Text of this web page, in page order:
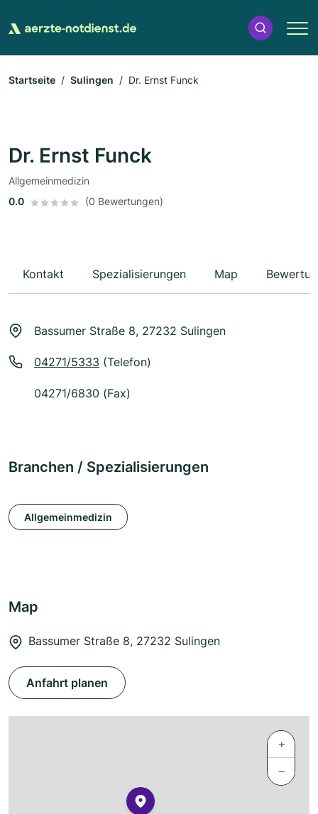
Startseite Sulingen Dr. Ernst Funck
Dr. Ernst Funck
Allgemeinmedizin
0.0
(0 Bewertungen)
Kontakt Spezialisierungen Map
Bassumer Straße 8, 27232 Sulingen
04271/5333 (Telefon)
04271/6830 (Fax)
Branchen / Spezialisierungen
Allgemeinmedizin
Map
Bassumer Straße 8, 27232 Sulingen
Anfahrt planen
+
−